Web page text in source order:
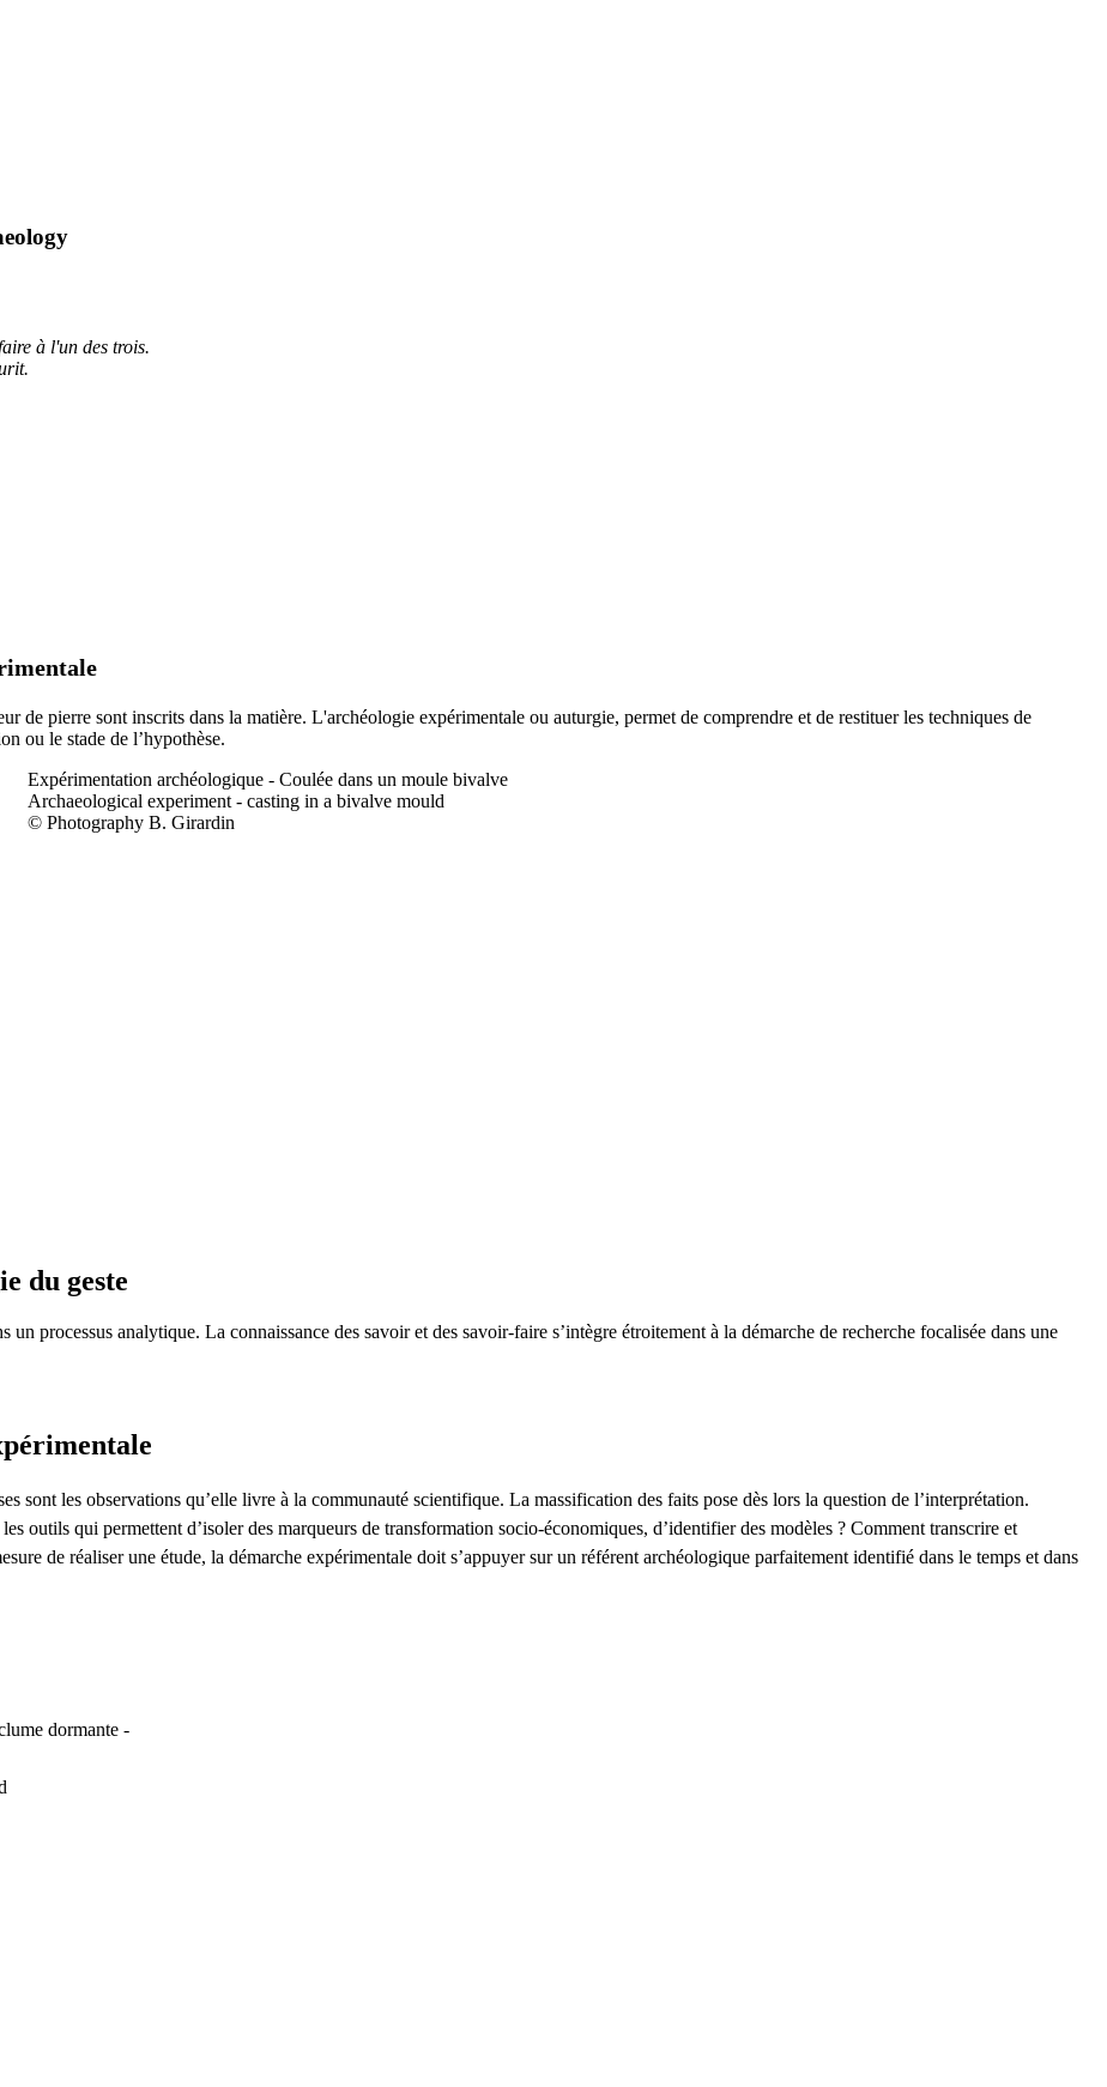
à l'un des trois.
de pierre sont inscrits dans la matière. L'archéologie expérimentale ou auturgie, permet de comprendre et de restituer les techniques de
ou le stade de l’hypothèse.
Expérimentation archéologique - Coulée dans un moule bivalve
Archaeological experiment - casting in a bivalve mould
© Photography B. Girardin
du geste
un processus analytique. La connaissance des savoir et des savoir-faire s’intègre étroitement à la démarche de recherche focalisée dans une
sont les observations qu’elle livre à la communauté scientifique. La massification des faits pose dès lors la question de l’interprétation.
outils qui permettent d’isoler des marqueurs de transformation socio-économiques, d’identifier des modèles ? Comment transcrire et
de réaliser une étude, la démarche expérimentale doit s’appuyer sur un référent archéologique parfaitement identifié dans le temps et dans
dormante -